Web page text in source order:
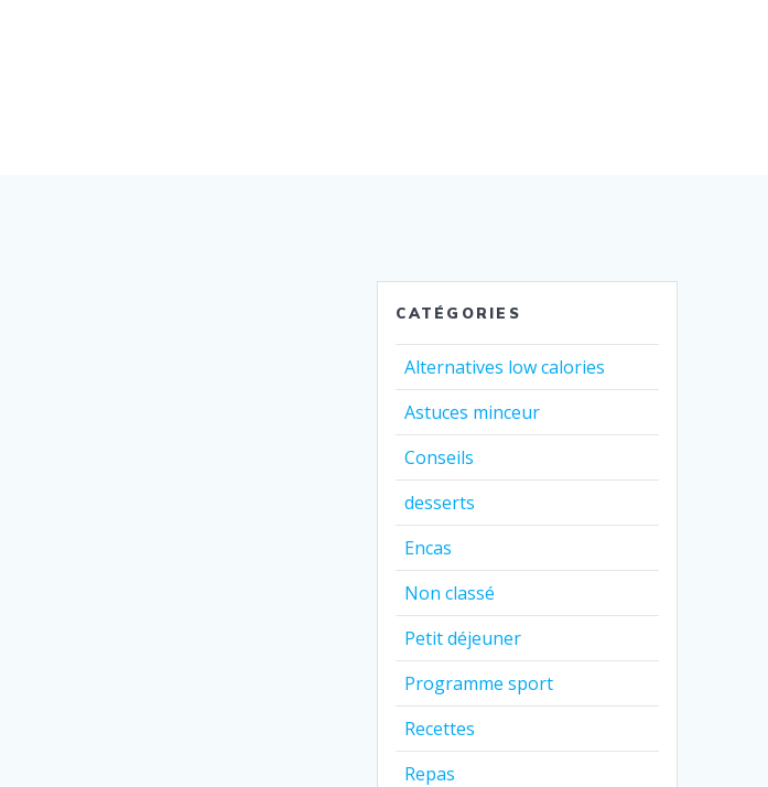
CATÉGORIES
Alternatives low calories
Astuces minceur
Conseils
desserts
Encas
Non classé
Petit déjeuner
Programme sport
Recettes
Repas